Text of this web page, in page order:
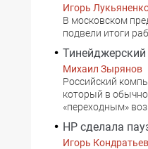
Игорь
В московском
подвели итоги
Михаил Зырянов
Российский
который в
«переходным»
HP сделала
Игорь Кондратьев